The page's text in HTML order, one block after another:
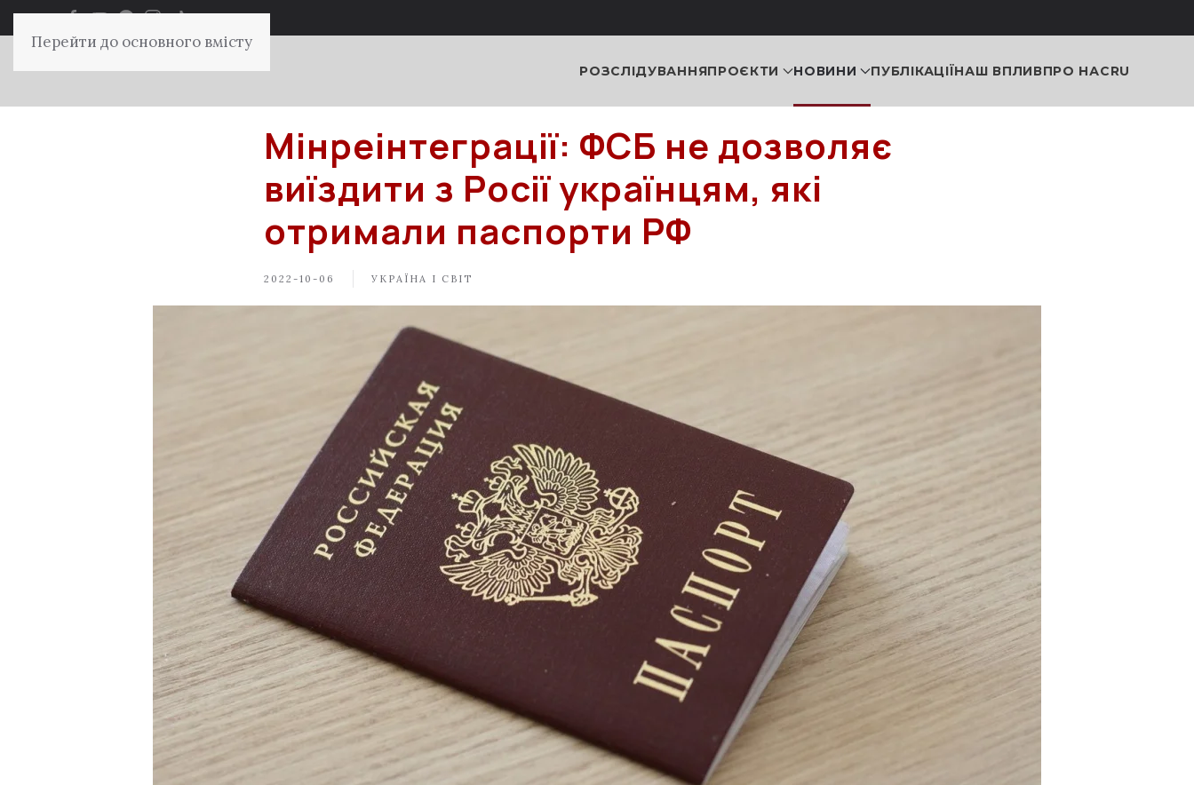
Перейти до основного вмісту
РОЗСЛІДУВАННЯПРОЄКТИ НОВИНИ ПУБЛІКАЦІЇНАШ ВПЛИВПРО НАСRU
Мінреінтеграції: ФСБ не дозволяє
виїздити з Росії українцям, які
отримали паспорти РФ
2022-10-06 УКРАЇНА І СВІТ